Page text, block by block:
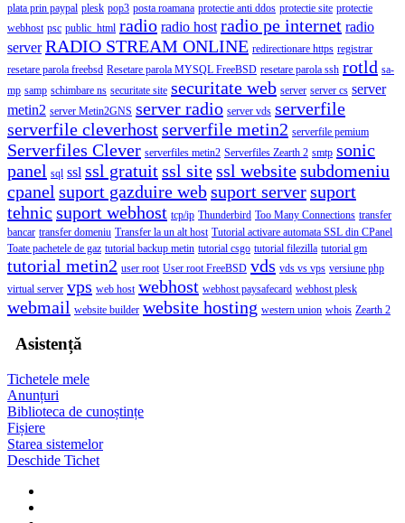
plata prin paypal plesk pop3 posta roamana protectie anti ddos protectie site protectie
webhost psc public_html radio radio host radio pe internet radio
server RADIO STREAM ONLINE redirectionare https registrar
resetare parola freebsd Resetare parola MYSQL FreeBSD resetare parola ssh rotld sa-
mp samp schimbare ns securitate site securitate web server server cs server
metin2 server Metin2GNS server radio server vds serverfile
serverfile cleverhostserverfile metin2 serverfile pemium
Serverfiles Clever serverfiles metin2 Serverfiles Zearth 2 smtp sonic
panel sql ssl ssl gratuitssl sitessl websitesubdomeniu
cpanel suport gazduire websuport serversuport
tehnic suport webhost tcp/ip Thunderbird Too Many Connections transfer
bancar transfer domeniu Transfer la un alt host Tutorial activare automata SSL din CPanel
Toate pachetele de gaz tutorial backup metin tutorial csgo tutorial filezilla tutorial gm
tutorial metin2 user root User root FreeBSD vds vds vs vps versiune php
virtual server vps web host webhost webhost paysafecard webhost plesk
webmail website builder website hosting western union whois Zearth 2
Asistență
Tichetele mele
Anunțuri
Biblioteca de cunoștințe
Fișiere
Starea sistemelor
Deschide Tichet